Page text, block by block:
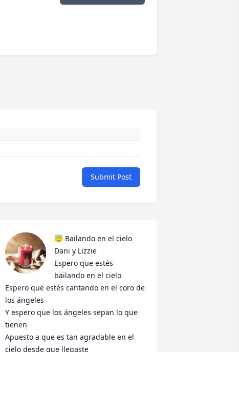
Submit Post
😇 Bailando en el cielo
Dani y Lizzie
Espero que estés
bailando en el cielo
Espero que estés cantando en el coro de
los ángeles
Y espero que los ángeles sepan lo que
tienen
Apuesto a que es tan agradable en el
cielo desde que llegaste